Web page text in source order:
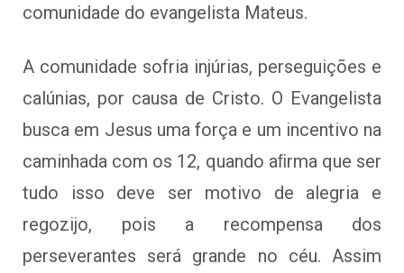
comunidade do evangelista Mateus.
A comunidade sofria injúrias, perseguições e
calúnias, por causa de Cristo. O Evangelista
busca em Jesus uma força e um incentivo na
caminhada com os 12, quando aﬁrma que ser
tudo isso deve ser motivo de alegria e
regozijo, pois a recompensa dos
perseverantes será grande no céu. Assim